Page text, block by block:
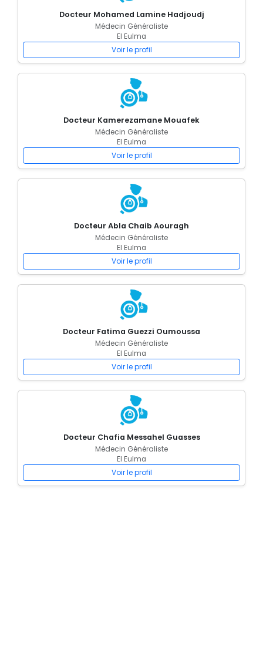
Docteur Mohamed Lamine Hadjoudj
Médecin Généraliste
El Eulma
Voir le profil
Docteur Kamerezamane Mouafek
Médecin Généraliste
El Eulma
Voir le profil
Docteur Abla Chaib Aouragh
Médecin Généraliste
El Eulma
Voir le profil
Docteur Fatima Guezzi Oumoussa
Médecin Généraliste
El Eulma
Voir le profil
Docteur Chafia Messahel Guasses
Médecin Généraliste
El Eulma
Voir le profil